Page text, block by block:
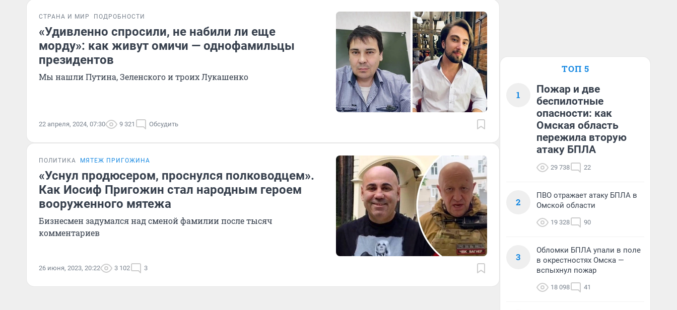
СТРАНА И МИР ПОДРОБНОСТИ
«Удивленно спросили, не набили ли еще
морду»: как живут омичи — однофамильцы
президентов
Мы нашли Путина, Зеленского и троих Лукашенко
22 апреля, 2024, 07:30 9 321 Обсудить
ПОЛИТИКА МЯТЕЖ ПРИГОЖИНА
«Уснул продюсером, проснулся полководцем».
Как Иосиф Пригожин стал народным героем
вооруженного мятежа
Бизнесмен задумался над сменой фамилии после тысяч
комментариев
26 июня, 2023, 20:22 3 102 3
ТОП 5
1
Пожар и две
беспилотные
опасности: как
Омская область
пережила вторую
атаку БПЛА
29 738 22
2
ПВО отражает атаку БПЛА в
Омской области
19 328 90
3
Обломки БПЛА упали в поле
в окрестностях Омска —
вспыхнул пожар
18 098 41